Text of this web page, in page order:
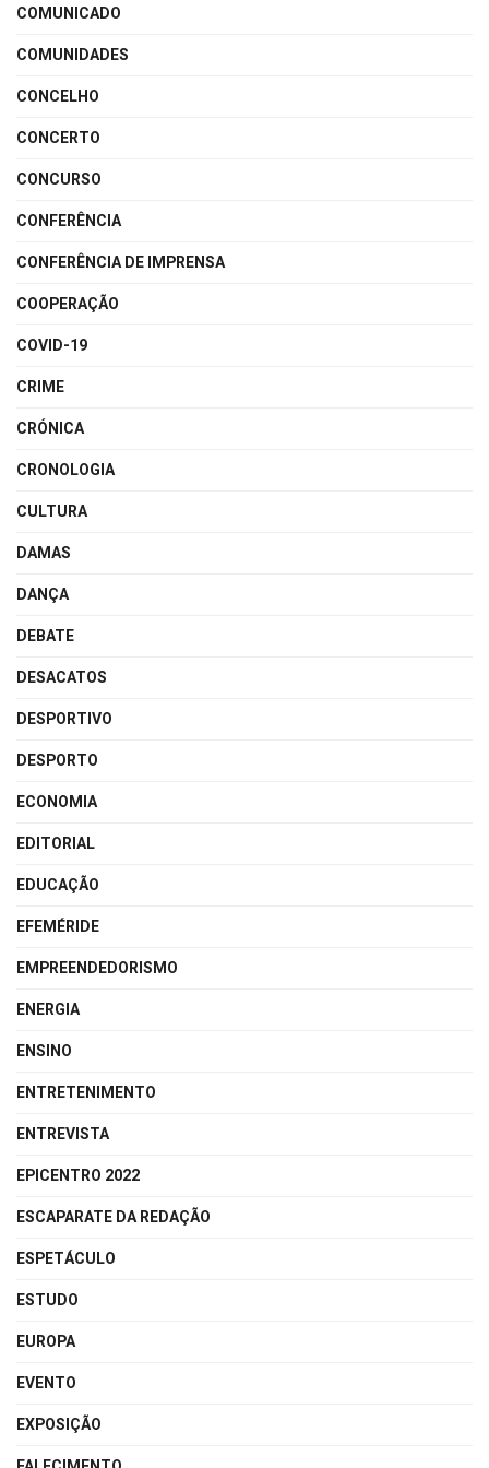
COMUNICADO
COMUNIDADES
CONCELHO
CONCERTO
CONCURSO
CONFERÊNCIA
CONFERÊNCIA DE IMPRENSA
COOPERAÇÃO
COVID-19
CRIME
CRÓNICA
CRONOLOGIA
CULTURA
DAMAS
DANÇA
DEBATE
DESACATOS
DESPORTIVO
DESPORTO
ECONOMIA
EDITORIAL
EDUCAÇÃO
EFEMÉRIDE
EMPREENDEDORISMO
ENERGIA
ENSINO
ENTRETENIMENTO
ENTREVISTA
EPICENTRO 2022
ESCAPARATE DA REDAÇÃO
ESPETÁCULO
ESTUDO
EUROPA
EVENTO
EXPOSIÇÃO